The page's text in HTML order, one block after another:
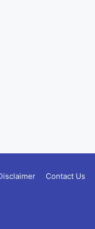
Contact Us